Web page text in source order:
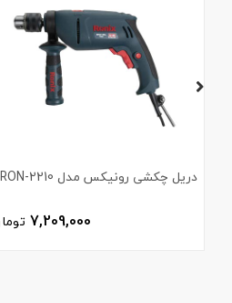
دریل چکشی رونیکس مدل RON-2210
7,209,000